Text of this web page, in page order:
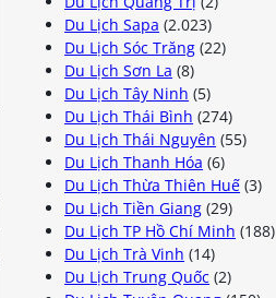
Du Lịch Sapa (2.023)
Du Lịch Sóc Trăng (22)
Du Lịch Sơn La (8)
Du Lịch Tây Ninh (5)
Du Lịch Thái Bình (274)
Du Lịch Thái Nguyên (55)
Du Lịch Thanh Hóa (6)
Du Lịch Thừa Thiên Huế (3)
Du Lịch Tiền Giang (29)
Du Lịch TP Hồ Chí Minh (188)
Du Lịch Trà Vinh (14)
Du Lịch Trung Quốc (2)